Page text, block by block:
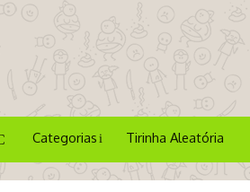
Categorias Tirinha Aleatória